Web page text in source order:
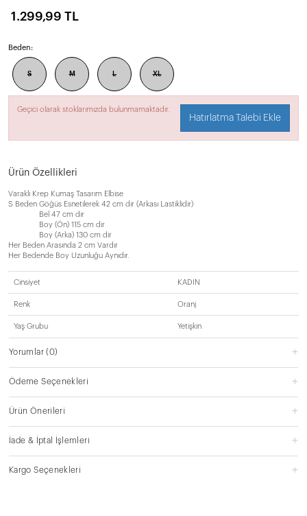
1.299,99 TL
Beden:
S M L XL
Geçici olarak stoklarımızda bulunmamaktadır.
Hatırlatma Talebi Ekle
Ürün Özellikleri
Varaklı Krep Kumaş Tasarım Elbise
S Beden Göğüs Esnetilerek 42 cm dir (Arkası Lastiklidir)
Bel 47 cm dir
Boy (Ön) 115 cm dir
Boy (Arka) 130 cm dir
Her Beden Arasında 2 cm Vardır
Her Bedende Boy Uzunluğu Aynıdır.
Cinsiyet KADIN
Renk Oranj
Yaş Grubu Yetişkin
Yorumlar(0)
Ödeme Seçenekleri
Ürün Önerileri
İade & İptal İşlemleri
Kargo Seçenekleri